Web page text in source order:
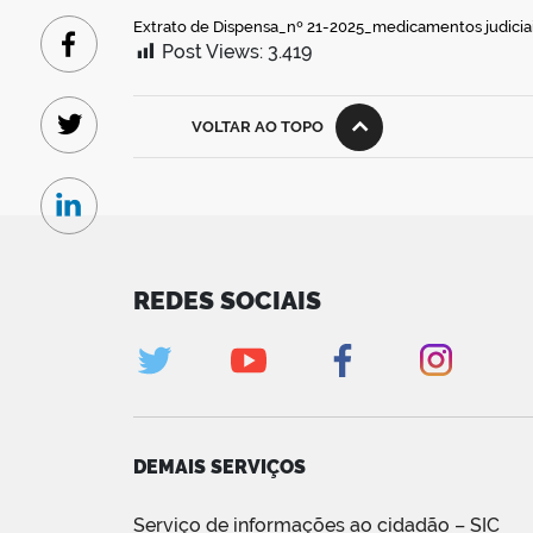
Extrato de Dispensa_nº 21-2025_medicamentos
Facebook
Twitter
Linkedin
Post Views: 3.419
VOLTAR AO TOPO
REDES SOCIAIS
DEMAIS SERVIÇOS
Serviço de informações ao cidadão – SIC